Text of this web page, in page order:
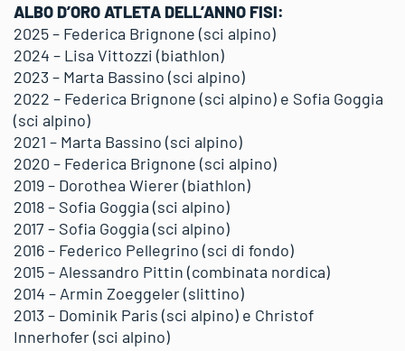
ALBO D’ORO ATLETA DELL’ANNO FISI:
2025 – Federica Brignone (sci alpino)
2024 – Lisa Vittozzi (biathlon)
2023 – Marta Bassino (sci alpino)
2022 – Federica Brignone (sci alpino) e Sofia Goggia
(sci alpino)
2021 – Marta Bassino (sci alpino)
2020 – Federica Brignone (sci alpino)
2019 – Dorothea Wierer (biathlon)
2018 – Sofia Goggia (sci alpino)
2017 – Sofia Goggia (sci alpino)
2016 – Federico Pellegrino (sci di fondo)
2015 – Alessandro Pittin (combinata nordica)
2014 – Armin Zoeggeler (slittino)
2013 – Dominik Paris (sci alpino) e Christof
Innerhofer (sci alpino)